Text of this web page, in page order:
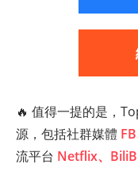
🔥 值得一提的是，
源，包括社群媒體
流平台 Netflix、